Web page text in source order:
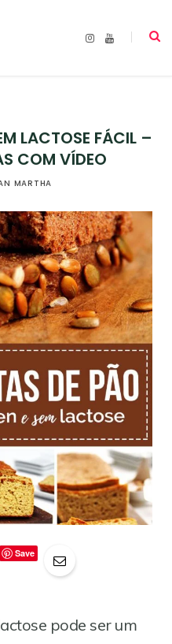
I
Y
LACTOSE FÁCIL –
COM VÍDEO
MARTHA
Save
pode ser um